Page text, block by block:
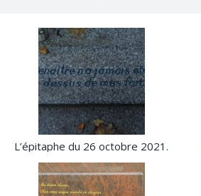
L’épitaphe du 26 octobre 2021.